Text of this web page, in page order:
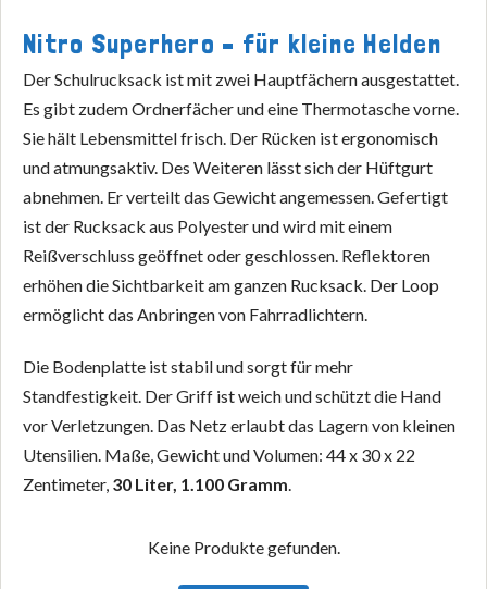
Nitro Superhero – für kleine Helden
Der Schulrucksack ist mit zwei Hauptfächern ausgestattet.
Es gibt zudem Ordnerfächer und eine Thermotasche vorne.
Sie hält Lebensmittel frisch. Der Rücken ist ergonomisch
und atmungsaktiv. Des Weiteren lässt sich der Hüftgurt
abnehmen. Er verteilt das Gewicht angemessen. Gefertigt
ist der Rucksack aus Polyester und wird mit einem
Reißverschluss geöffnet oder geschlossen. Reflektoren
erhöhen die Sichtbarkeit am ganzen Rucksack. Der Loop
ermöglicht das Anbringen von Fahrradlichtern.
Die Bodenplatte ist stabil und sorgt für mehr
Standfestigkeit. Der Griff ist weich und schützt die Hand
vor Verletzungen. Das Netz erlaubt das Lagern von kleinen
Utensilien. Maße, Gewicht und Volumen: 44 x 30 x 22
Zentimeter, 30 Liter, 1.100 Gramm
Keine Produkte gefunden.